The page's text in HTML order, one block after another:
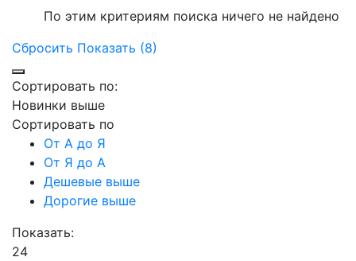
По этим критериям поиска ничего не найдено
Сбросить Показать (8)
Сортировать по:
Новинки выше
Сортировать по
От А до Я
От Я до А
Дешевые выше
Дорогие выше
Показать:
24